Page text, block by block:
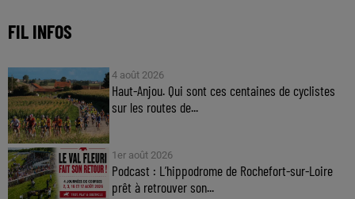
FIL INFOS
4 août 2026
Haut-Anjou. Qui sont ces centaines de cyclistes
sur les routes de...
1er août 2026
Podcast : L’hippodrome de Rochefort-sur-Loire
prêt à retrouver son...